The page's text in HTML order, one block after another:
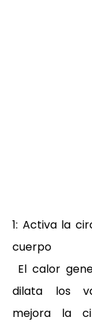
1: Activa la
cuerpo
El calor
dilata los
mejora la